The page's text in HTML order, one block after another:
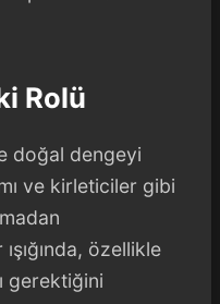
Rolü
doğal dengeyi
ve kirleticiler gibi
özellikle
gerektiğini